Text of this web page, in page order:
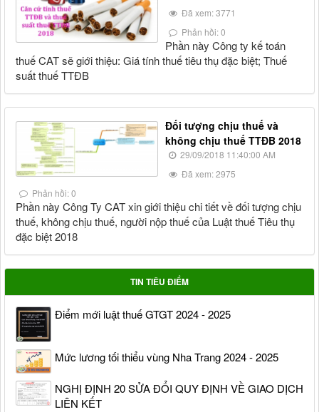
Đã xem: 3771
Phản hồi: 0
Phần này Công ty kế toán
thuế CAT sẽ giới thiệu: Giá tính thuế tiêu thụ đặc biệt; Thuế
suất thuế TTĐB
Đối tượng chịu thuế và
không chịu thuế TTĐB 2018
29/09/2018 11:40:00 AM
Đã xem: 2975
Phản hồi: 0
Phần này Công Ty CAT xin giới thiệu chi tiết về đối tượng chịu
thuế, không chịu thuế, người nộp thuế của Luật thuế Tiêu thụ
đặc biệt 2018
TIN TIÊU ĐIỂM
Điểm mới luật thuế GTGT 2024 - 2025
Mức lương tối thiểu vùng Nha Trang 2024 - 2025
NGHỊ ĐỊNH 20 SỬA ĐỔI QUY ĐỊNH VỀ GIAO DỊCH
LIÊN KẾT